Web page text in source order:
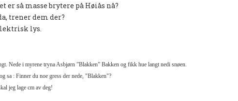
er så masse brytere på Høiås nå?
trener dem der?
lys.
Nede i myrene tryna Asbjørn ”Blakken” Bakken og fikk hue langt nedi snøen.
sa : Finner du noe gress der nede, "Blakken"?
jeg lage cm av deg!